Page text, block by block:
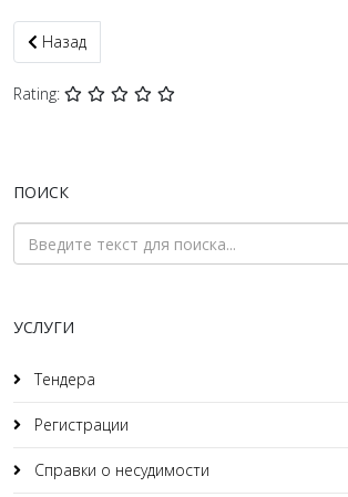
Предыдущий: Регистрация ООО в Киеве
Назад
Rating:
ПОИСК
УСЛУГИ
Тендера
Регистрации
Справки о несудимости